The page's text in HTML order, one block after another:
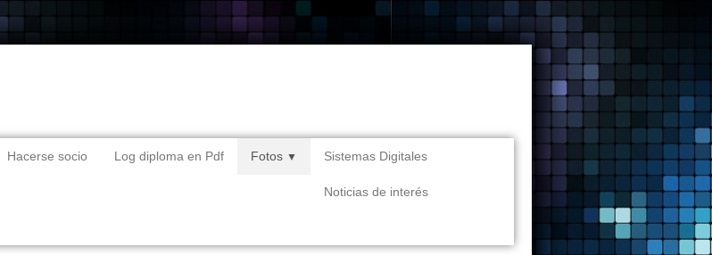
Hacerse socio Log diploma en Pdf Fotos ▼ Sistemas Digitales
Noticias de interés